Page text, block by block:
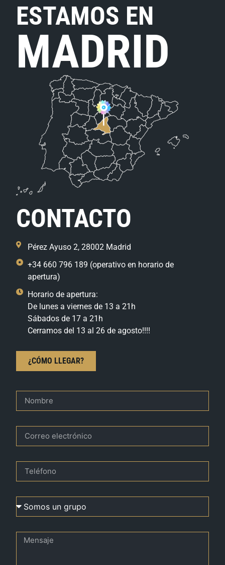
ESTAMOS EN
MADRID
CONTACTO
Pérez Ayuso 2, 28002 Madrid
+34 660 796 189 (operativo en horario de
apertura)
Horario de apertura:
De lunes a viernes de 13 a 21h
Sábados de 17 a 21h
Cerramos del 13 al 26 de agosto!!!!
¿CÓMO LLEGAR?